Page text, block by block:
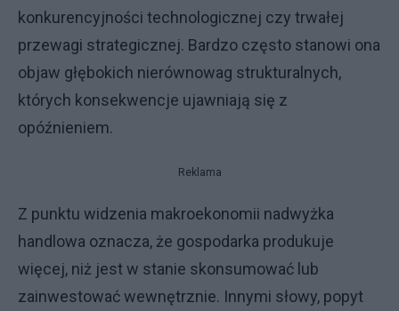
konkurencyjności technologicznej czy trwałej
przewagi strategicznej. Bardzo często stanowi ona
objaw głębokich nierównowag strukturalnych,
których konsekwencje ujawniają się z
opóźnieniem.
Reklama
Z punktu widzenia makroekonomii nadwyżka
handlowa oznacza, że gospodarka produkuje
więcej, niż jest w stanie skonsumować lub
zainwestować wewnętrznie. Innymi słowy, popyt